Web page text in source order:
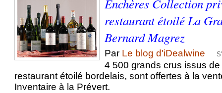
Enchères Collection
restaurant étoilé La
Bernard Magrez
Par Le blog d'iDealwine
4 500 grands crus issus
restaurant étoilé bordelais, sont offertes à la
Inventaire à la Prévert.